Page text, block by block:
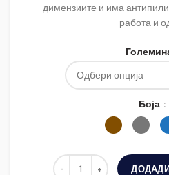
димензиите и има
работа и
Боја